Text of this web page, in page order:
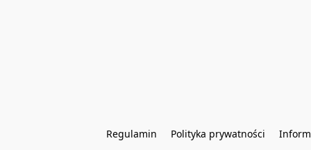
Regulamin Polityka prywatności